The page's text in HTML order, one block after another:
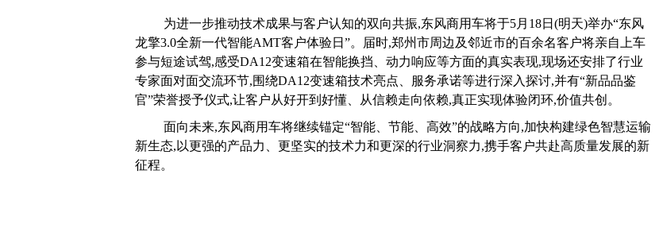
为进一步推动技术成果与客户认知的双向共振,东风商用车将于5月18日(明天)举办“东风
龙擎3.0全新一代智能AMT客户体验日”。届时,郑州市周边及邻近市的百余名客户将亲自上车
参与短途试驾,感受DA12变速箱在智能换挡、动力响应等方面的真实表现,现场还安排了行业
专家面对面交流环节,围绕DA12变速箱技术亮点、服务承诺等进行深入探讨,并有“新品品鉴
官”荣誉授予仪式,让客户从好开到好懂、从信赖走向依赖,真正实现体验闭环,价值共创。
面向未来,东风商用车将继续锚定“智能、节能、高效”的战略方向,加快构建绿色智慧运输
新生态,以更强的产品力、更坚实的技术力和更深的行业洞察力,携手客户共赴高质量发展的新
征程。